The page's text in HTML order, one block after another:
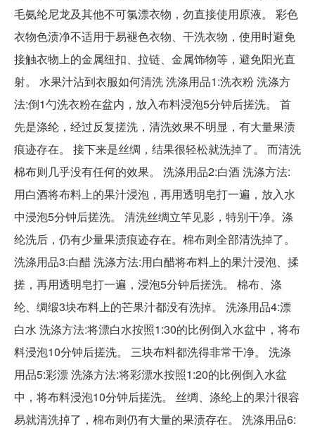
毛氨纶尼龙及其他不可氯漂衣物，勿直接使用原液。 彩色
衣物色渍净不适用于易褪色衣物、干洗衣物，使用时避免
接触衣物上的金属纽扣、拉链、金属饰物等，避免阳光直
射。 水果汁沾到衣服如何清洗 洗涤用品1:洗衣粉 洗涤方
法:倒1勺洗衣粉在盆内，放入布料浸泡5分钟后搓洗。 首
先是涤纶，经过反复搓洗，清洗效果不明显，有大量果渍
痕迹存在。 接下来是丝绸，结果很轻松就洗掉了。 而清洗
棉布则几乎没有任何的效果。 洗涤用品2:白酒 洗涤方法:
用白酒将布料上的果汁浸泡，再用透明皂打一遍，放入水
中浸泡5分钟后搓洗。 清洗丝绸立竿见影，特别干净。涤
纶洗后，仍有少量果渍痕迹存在。棉布则全部清洗掉了。
洗涤用品3:白醋 洗涤方法:用白醋将布料上的果汁浸泡、揉
搓，再用透明皂打一遍，浸泡5分钟后搓洗。 棉布、涤
纶、绸缎3块布料上的芒果汁都没有洗掉。 洗涤用品4:漂
白水 洗涤方法:将漂白水按照1:30的比例倒入水盆中，将布
料浸泡10分钟后搓洗。 三块布料都洗得非常干净。 洗涤
用品5:彩漂 洗涤方法:将彩漂水按照1:20的比例倒入水盆
中，将布料浸泡10分钟后搓洗。 丝绸、涤纶上的果汁很容
易就清洗掉了，棉布则仍有大量的果渍存在。 洗涤用品6: